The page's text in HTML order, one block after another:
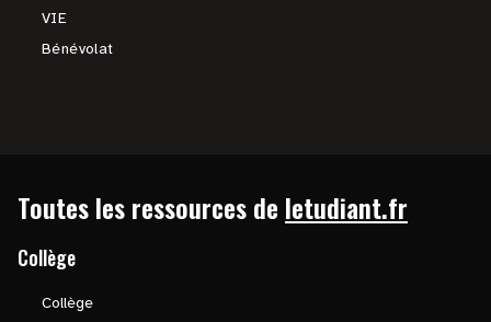
VIE
Bénévolat
Toutes les ressources de letudiant.fr
Collège
Collège